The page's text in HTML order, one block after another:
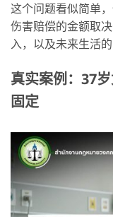
这个问题看似简单
伤害赔偿的金额取
入，以及未来生活
真实案例：37
固定